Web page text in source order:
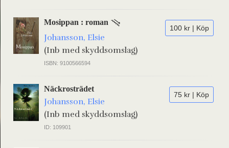
100 kr | Köp
Mosippan : roman
Johansson, Elsie
(Inb med skyddsomslag)
ISBN: 9100566594
75 kr | Köp
Näckrosträdet
Johansson, Elsie
(Inb med skyddsomslag)
ID: 109901